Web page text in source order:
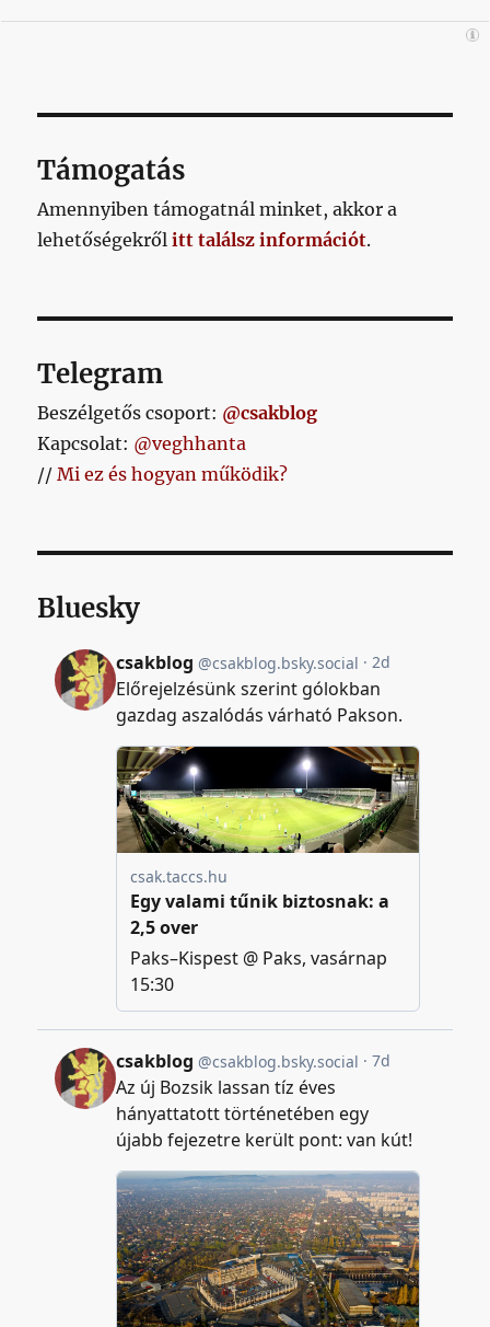
Támogatás
Amennyiben támogatnál minket, akkor a
lehetőségekrőlitt találsz információt.
Telegram
Beszélgetős csoport: @csakblog
Kapcsolat: @veghhanta
//Mi ez és hogyan működik?
Bluesky